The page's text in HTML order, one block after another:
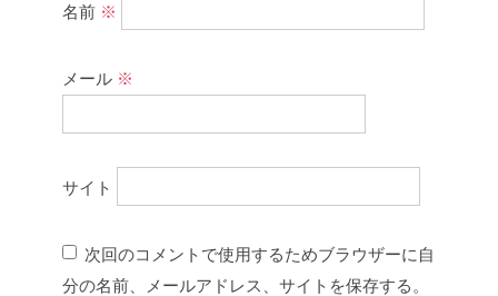
名前 ※
メール ※
サイト
次回のコメントで使用するためブラウザーに自
分の名前、メールアドレス、サイトを保存する。